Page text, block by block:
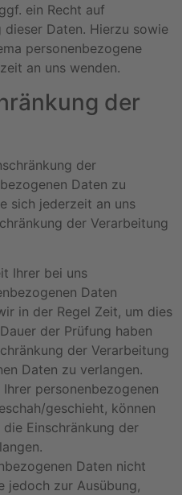
ein Recht auf
Daten. Hierzu sowie
personenbezogene
an uns wenden.
der
der
Daten zu
sich jederzeit an uns
der Verarbeitung
Ihrer bei uns
Daten
in der Regel Zeit, um dies
der Prüfung haben
der Verarbeitung
Daten zu verlangen.
personenbezogenen
geschieht, können
Einschränkung der
Daten nicht
jedoch zur Ausübung,